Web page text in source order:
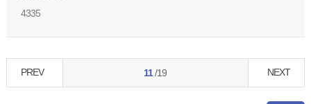
4335
PREV 11/19 NEXT